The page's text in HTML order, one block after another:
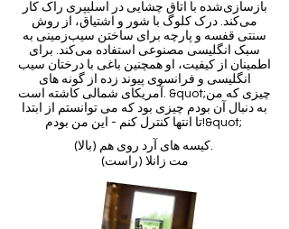
بازسازی‌شده با اتاق چشایی در اسلیپری راک کار
می‌کند. درک کلوگ با شور و اشتیاق، از روش
سنتی قفسه و پارچه برای ساختن سیب‌زمینی به
سبک انگلیسی مصنوعی استفاده می‌کند. برای
اطمینان از کیفیت، او همچنین باغی با درختان سیب
انگلیسی و فرانسوی پیوند زده از گونه های
آمریکای شمالی کاشته است. &quot;چیزی که من
به دنبال آن بودم چیزی بود که می توانستم از ابتدا
تا انتها کنترل کنم - این من بودم!&quot;
(بالا) کیسه های آرد روی هم.
(راست) مت زانلا